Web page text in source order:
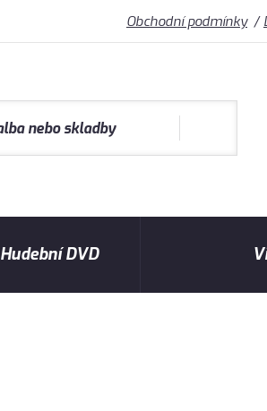
Obchodní podmínky
Hudební DVD